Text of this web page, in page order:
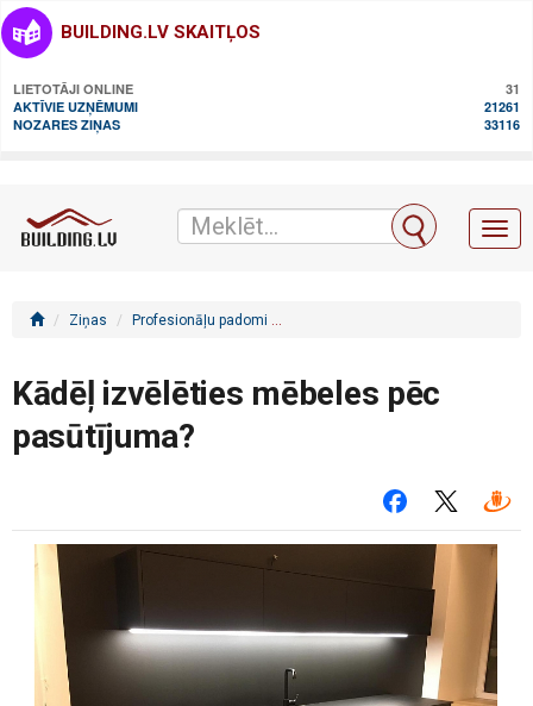
BUILDING.LV SKAITĻOS
LIETOTĀJI ONLINE
31
AKTĪVIE UZŅĒMUMI
21261
NOZARES ZIŅAS
33116
Ziņas Profesionāļu padomi
Kādēļ izvēlēties mēbeles pēc
pasūtījuma?